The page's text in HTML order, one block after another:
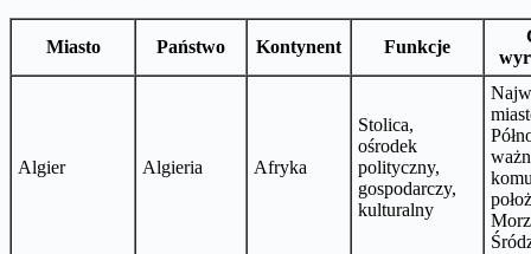
Miasto Państwo Kontynent Funkcje
Algier Algieria Afryka
Stolica,
ośrodek
polityczny,
gospodarczy,
kulturalny